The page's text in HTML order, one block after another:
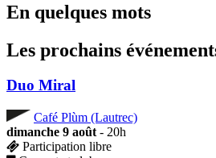
En quelques mots
Les prochains
Duo Miral
Café Plùm (Lautrec)
dimanche 9 août - 20h
Participation libre